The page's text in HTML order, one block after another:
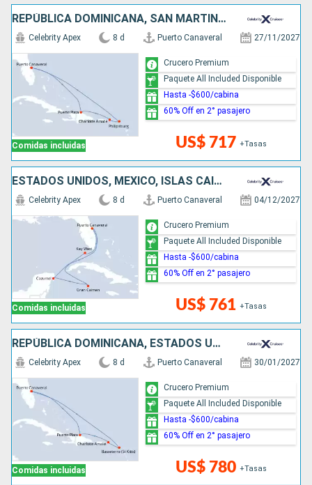
REPÚBLICA DOMINICANA, SAN MARTÍN, ESTADOS UNIDOS
Comidas incluidas
Celebrity Apex 8 d Puerto Canaveral 27/11/2027
US$ 717 +Tasas
Crucero Premium
Paquete All Included Disponible
Hasta -$600/cabina
60% Off en 2° pasajero
ESTADOS UNIDOS, MÉXICO, ISLAS CAIMÁN
Comidas incluidas
Celebrity Apex 8 d Puerto Canaveral 04/12/2027
US$ 761 +Tasas
Crucero Premium
Paquete All Included Disponible
Hasta -$600/cabina
60% Off en 2° pasajero
REPÚBLICA DOMINICANA, ESTADOS UNIDOS
Comidas incluidas
Celebrity Apex 8 d Puerto Canaveral 30/01/2027
US$ 780 +Tasas
Crucero Premium
Paquete All Included Disponible
Hasta -$600/cabina
60% Off en 2° pasajero